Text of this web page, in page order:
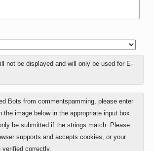
not be displayed and will only be used for E-
Bots from commentspamming, please enter
image below in the appropriate input box.
be submitted if the strings match. Please
supports and accepts cookies, or your
correctly.